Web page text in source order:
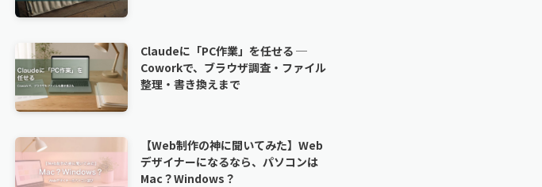
Claudeに「PC作業」を任せる ─
Coworkで、ブラウザ調査・ファイル
整理・書き換えまで
【Web制作の神に聞いてみた】Web
デザイナーになるなら、パソコンは
Mac？Windows？